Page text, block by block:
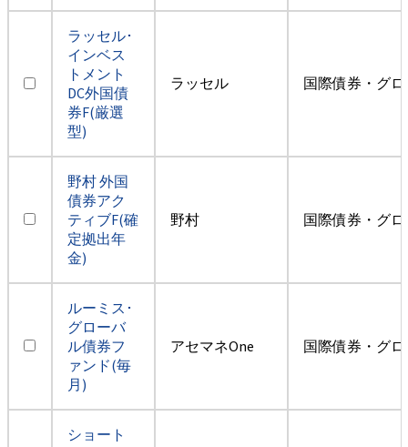
ラッセル･
インベス
トメント
DC外国債
券F(厳選
型)
ラッセル 国際債券・グ
野村 外国
債券アク
ティブF(確
定拠出年
金)
野村 国際債券・グ
ルーミス･
グローバ
ル債券フ
ァンド(毎
月)
アセマネOne 国際債券・グ
ショート